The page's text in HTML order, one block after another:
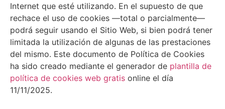
Internet que esté utilizando. En el supuesto de que
rechace el uso de cookies —total o parcialmente—
podrá seguir usando el Sitio Web, si bien podrá tener
limitada la utilización de algunas de las prestaciones
del mismo. Este documento de Política de Cookies
ha sido creado mediante el generador de plantilla de
política de cookies web gratis online el día
11/11/2025.